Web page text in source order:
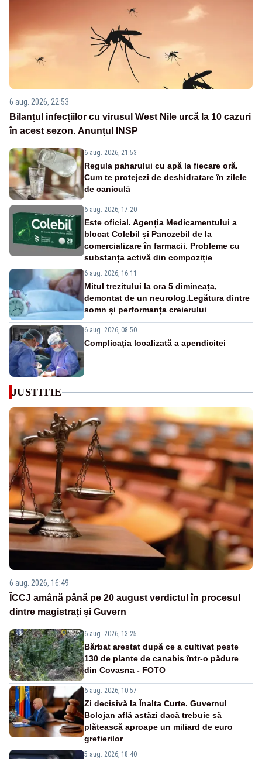
6 aug. 2026, 22:53
Bilanțul infecțiilor cu virusul West Nile urcă la 10 cazuri
în acest sezon. Anunțul INSP
6 aug. 2026, 21:53
Regula paharului cu apă la fiecare oră.
Cum te protejezi de deshidratare în zilele
de caniculă
6 aug. 2026, 17:20
Este oficial. Agenția Medicamentului a
blocat Colebil și Panczebil de la
comercializare în farmacii. Probleme cu
substanța activă din compoziție
6 aug. 2026, 16:11
Mitul trezitului la ora 5 dimineața,
demontat de un neurolog.Legătura dintre
somn și performanța creierului
6 aug. 2026, 08:50
Complicația localizată a apendicitei
JUSTITIE
6 aug. 2026, 16:49
ÎCCJ amână până pe 20 august verdictul în procesul
dintre magistrați și Guvern
6 aug. 2026, 13:25
Bărbat arestat după ce a cultivat peste
130 de plante de canabis într-o pădure
din Covasna - FOTO
6 aug. 2026, 10:57
Zi decisivă la Înalta Curte. Guvernul
Bolojan află astăzi dacă trebuie să
plătească aproape un miliard de euro
grefierilor
5 aug. 2026, 18:40